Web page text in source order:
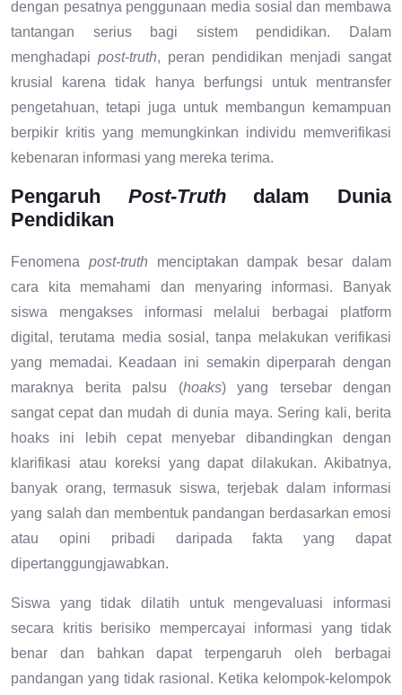
dengan pesatnya penggunaan media sosial dan membawa
tantangan serius bagi sistem pendidikan. Dalam
menghadapi post-truth, peran pendidikan menjadi sangat
krusial karena tidak hanya berfungsi untuk mentransfer
pengetahuan, tetapi juga untuk membangun kemampuan
berpikir kritis yang memungkinkan individu memverifikasi
kebenaran informasi yang mereka terima.
Pengaruh Post-Truthdalam Dunia
Pendidikan
Fenomena post-truth menciptakan dampak besar dalam
cara kita memahami dan menyaring informasi. Banyak
siswa mengakses informasi melalui berbagai platform
digital, terutama media sosial, tanpa melakukan verifikasi
yang memadai. Keadaan ini semakin diperparah dengan
maraknya berita palsu (hoaks) yang tersebar dengan
sangat cepat dan mudah di dunia maya. Sering kali, berita
hoaks ini lebih cepat menyebar dibandingkan dengan
klarifikasi atau koreksi yang dapat dilakukan. Akibatnya,
banyak orang, termasuk siswa, terjebak dalam informasi
yang salah dan membentuk pandangan berdasarkan emosi
atau opini pribadi daripada fakta yang dapat
dipertanggungjawabkan.
Siswa yang tidak dilatih untuk mengevaluasi informasi
secara kritis berisiko mempercayai informasi yang tidak
benar dan bahkan dapat terpengaruh oleh berbagai
pandangan yang tidak rasional. Ketika kelompok-kelompok